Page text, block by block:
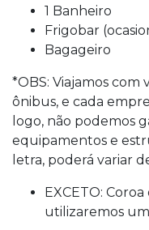
1 Banheiro
Frigobar
Bagageiro
*OBS: Viajamos com
ônibus, e cada
logo, não podemos
equipamentos e
letra, poderá variar
EXCETO:
utilizaremos